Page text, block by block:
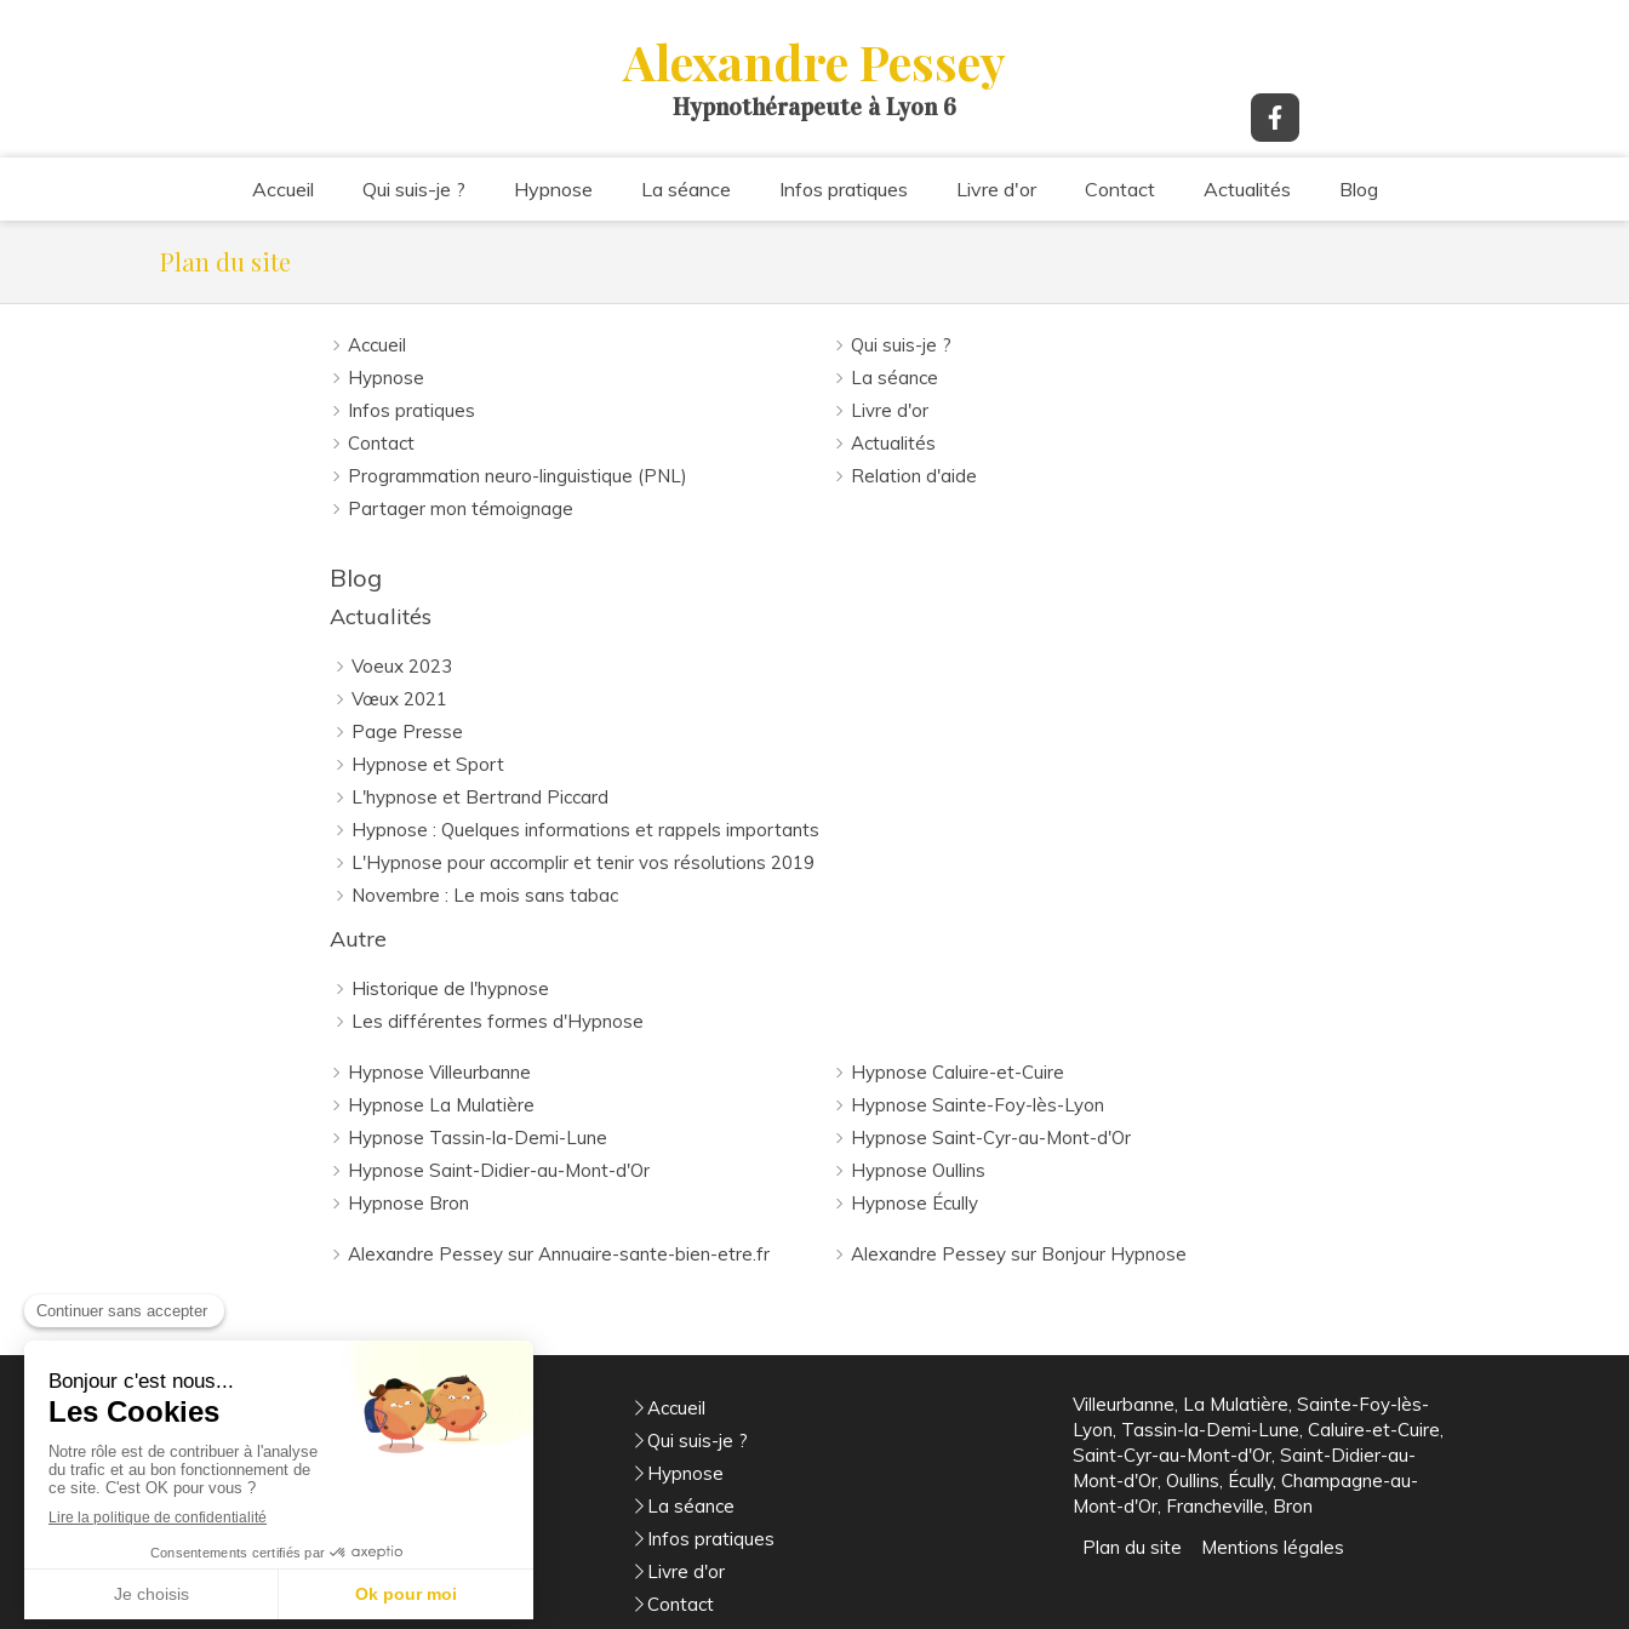
Alexandre Pessey
Hypnothérapeute à Lyon 6
Accueil Qui suis-je ? Hypnose La séance Infos pratiques Livre d'or Contact Actualités Blog
Plan du site
Accueil
Qui suis-je ?
Hypnose
La séance
Infos pratiques
Livre d'or
Contact
Actualités
Programmation neuro-linguistique (PNL)
Relation d'aide
Partager mon témoignage
Blog
Actualités
Voeux 2023
Vœux 2021
Page Presse
Hypnose et Sport
L'hypnose et Bertrand Piccard
Hypnose : Quelques informations et rappels importants
L'Hypnose pour accomplir et tenir vos résolutions 2019
Novembre : Le mois sans tabac
Autre
Historique de l'hypnose
Les différentes formes d'Hypnose
Hypnose Villeurbanne
Hypnose Caluire-et-Cuire
Hypnose La Mulatière
Hypnose Sainte-Foy-lès-Lyon
Hypnose Tassin-la-Demi-Lune
Hypnose Saint-Cyr-au-Mont-d'Or
Hypnose Saint-Didier-au-Mont-d'Or
Hypnose Oullins
Hypnose Bron
Hypnose Écully
Alexandre Pessey sur Annuaire-sante-bien-etre.fr Alexandre Pessey sur Bonjour Hypnose
Alexandre Pessey
Hypnothérapeute Lyon 6
23 rue Félix Jacquier
Prendre rendez-vous
Accueil
Qui suis-je ?
Hypnose
La séance
Infos pratiques
Livre d'or
Contact
Villeurbanne, La Mulatière, Sainte-Foy-lès-
Lyon, Tassin-la-Demi-Lune, Caluire-et-Cuire,
Saint-Cyr-au-Mont-d'Or, Saint-Didier-au-
Mont-d'Or, Oullins, Écully, Champagne-au-
Mont-d'Or, Francheville, Bron
Plan du site
Mentions légales